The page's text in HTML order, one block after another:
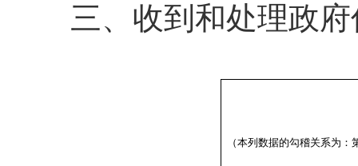
三、收到和处理政
（本列数据的勾稽关系为